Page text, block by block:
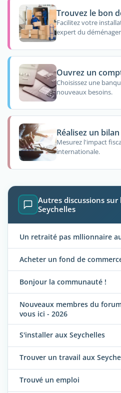
Trouvez le bon
Facilitez votre
expert du
Ouvrez un
Choisissez une
nouveaux besoins.
Réalisez un
Mesurez l'impact
internationale.
Autres discussions
Seychelles
Un retraité pas mllionnaire
Acheter un fond de
Bonjour la communauté !
Nouveaux membres du
vous ici - 2026
S'installer aux Seychelles
Trouver un travail aux
Trouvé un emploi